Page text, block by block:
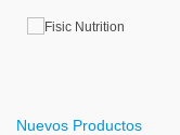
Nuevos Productos